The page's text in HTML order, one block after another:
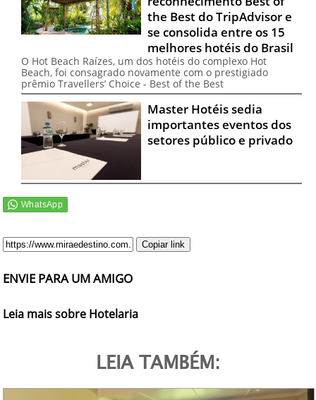
the Best do TripAdvisor e
se consolida entre os 15
melhores hotéis do Brasil
O Hot Beach Raízes, um dos hotéis do complexo Hot
Beach, foi consagrado novamente com o prestigiado
prêmio Travellers’ Choice - Best of the Best
Master Hotéis sedia
importantes eventos dos
setores público e privado
Copiar link
ENVIE PARA UM AMIGO
Leia mais sobre Hotelaria
LEIA TAMBÉM: